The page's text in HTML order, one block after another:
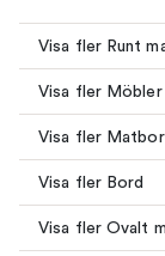
Visa fler Runt
Visa fler Möbler
Visa fler
Visa fler Bord
Visa fler Ovalt